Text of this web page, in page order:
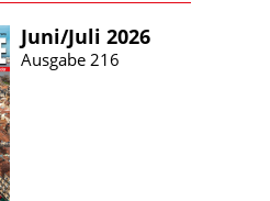
Juni/​Juli 2026
Ausgabe 216